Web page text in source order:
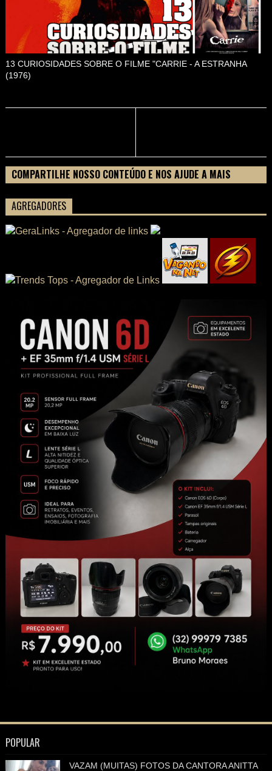
13 CURIOSIDADES SOBRE O FILME "CARRIE - A ESTRANHA
(1976)
COMPARTILHE NOSSO CONTEÚDO E NOS AJUDE A MAIS
AGREGADORES
POPULAR
VAZAM (MUITAS) FOTOS DA CANTORA ANITTA